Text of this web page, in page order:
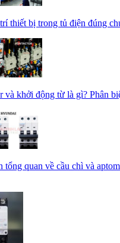
thiết bị trong tủ điện đúng
và khởi động từ là gì? Phân
tổng quan về cầu chì và